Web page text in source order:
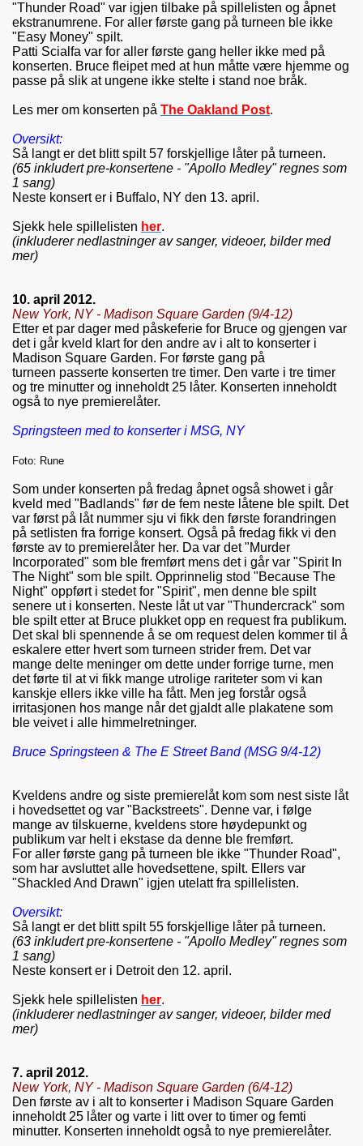
"Thunder Road" var igjen tilbake på spillelisten og åpnet
ekstranumrene. For aller første gang på turneen ble ikke
"Easy Money" spilt.
Patti Scialfa var for aller første gang heller ikke med på
konserten. Bruce fleipet med at hun måtte være hjemme og
passe på slik at ungene ikke stelte i stand noe bråk.
Les mer om konserten på The Oakland Post.
Oversikt:
Så langt er det blitt spilt 57 forskjellige låter på turneen.
(65 inkludert pre-konsertene - "Apollo Medley" regnes som
1 sang)
Neste konsert er i Buffalo, NY den 13. april .
Sjekk hele spillelisten her.
(inkluderer nedlastninger av sanger, videoer, bilder med
mer)
10. april 2012.
New York, NY - Madison Square Garden (9/4-12)
Etter et par dager med påskeferie for Bruce og gjengen var
det i går kveld klart for den andre av i alt to konserter i
Madison Square Garden. For første gang på
turneen passerte konserten tre timer. Den varte i tre timer
og tre minutter og inneholdt 25 låter. Konserten inneholdt
også to nye premierelåter.
Springsteen med to konserter i MSG, NY
Foto: Rune
Som under konserten på fredag åpnet også showet i går
kveld med "Badlands" før de fem neste låtene ble spilt. Det
var først på låt nummer sju vi fikk den første forandringen
på setlisten fra forrige konsert. Også på fredag fikk vi den
første av to premierelåter her. Da var det "Murder
Incorporated" som ble fremført mens det i går var "Spirit In
The Night" som ble spilt. Opprinnelig stod "Because The
Night" oppført i stedet for "Spirit", men denne ble spilt
senere ut i konserten. Neste låt ut var "Thundercrack" som
ble spilt etter at Bruce plukket opp en request fra publikum.
Det skal bli spennende å se om request delen kommer til å
eskalere etter hvert som turneen strider frem. Det var
mange delte meninger om dette under forrige turne, men
det førte til at vi fikk mange utrolige rariteter som vi kan
kanskje ellers ikke ville ha fått. Men jeg forstår også
irritasjonen hos mange når det gjaldt alle plakatene som
ble veivet i alle himmelretninger.
Bruce Springsteen & The E Street Band (MSG 9/4-12)
Kveldens andre og siste premierelåt kom som nest siste låt
i hovedsettet og var "Backstreets". Denne var, i følge
mange av tilskuerne, kveldens store høydepunkt og
publikum var helt i ekstase da denne ble fremført.
For aller første gang på turneen ble ikke "Thunder Road",
som har avsluttet alle hovedsettene, spilt. Ellers var
"Shackled And Drawn" igjen utelatt fra spillelisten.
Oversikt:
Så langt er det blitt spilt 55 forskjellige låter på turneen.
(63 inkludert pre-konsertene - "Apollo Medley" regnes som
1 sang)
Neste konsert er i Detroit den 12. april .
Sjekk hele spillelisten her.
(inkluderer nedlastninger av sanger, videoer, bilder med
mer)
7. april 2012.
New York, NY - Madison Square Garden (6/4-12)
Den første av i alt to konserter i Madison Square Garden
inneholdt 25 låter og varte i litt over to timer og femti
minutter. Konserten inneholdt også to nye premierelåter.